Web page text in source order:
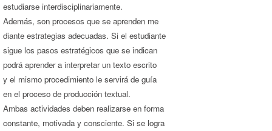
estudiarse interdisciplinariamente.
Además, son procesos que se aprenden me­
diante estrategias adecuadas. Si el estudiante
sigue los pasos estratégicos que se indican
podrá aprender a interpretar un texto escrito
y el mismo procedimiento le servirá de guía
en el proceso de producción textual.
Ambas actividades deben realizarse en forma
constante, motivada y consciente. Si se logra